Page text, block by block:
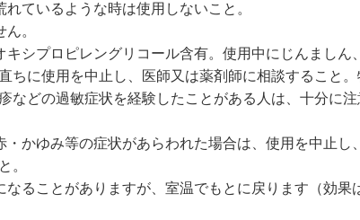
ているような時は使用しないこと。
。
キシプロピレングリコール含有。使用中にじんましん
ちに使用を中止し、医師又は薬剤師に相談すること
などの過敏症状を経験したことがある人は、十分に注
・かゆみ等の症状があらわれた場合は、使用を中止し
。
なることがありますが、室温でもとに戻ります（効果